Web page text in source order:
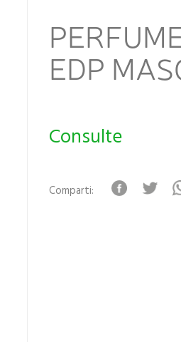
EDP
Consulte
Comparti: